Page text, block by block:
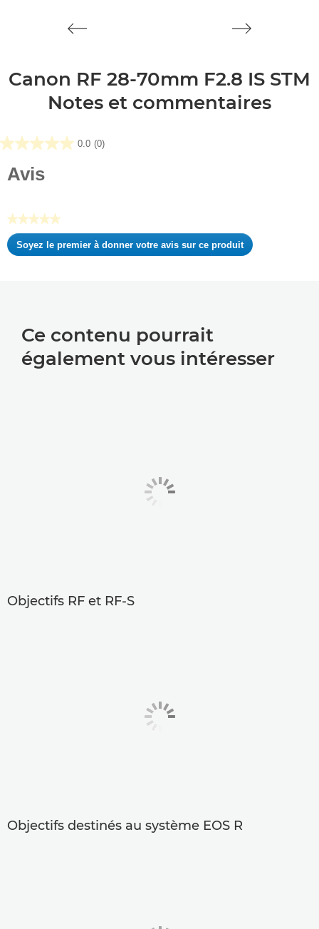
Canon RF 28-70mm F2.8 IS STM
Notes et commentaires
0.0 (0)
0.0
sur
Avis
★★★★★
Aucune
valeur
Soyez le premier à donner votre avis sur ce produit
.
boîte
de
dialogue.
Ce contenu pourrait
également vous intéresser
Objectifs RF et RF-S
Objectifs destinés au système EOS R